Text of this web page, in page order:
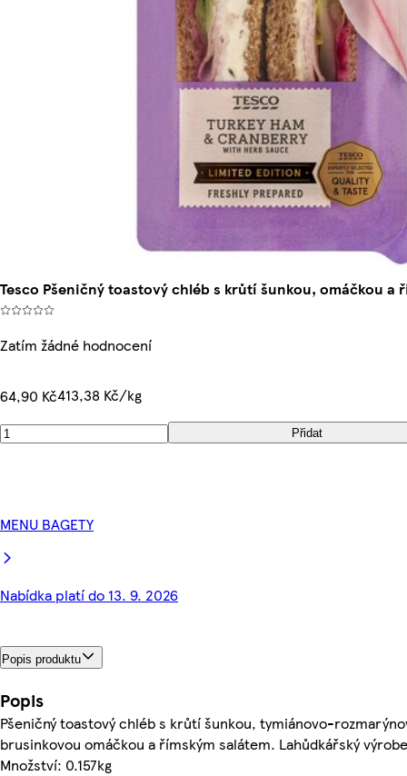
Tesco Pšeničný toastový chléb s krůtí šunkou, omáčkou a
Zatím žádné hodnocení
64,90 Kč413,38 Kč/kg
Přidat
MENU BAGETY
Nabídka platí do 13. 9. 2026
Popis produktu
Popis
Pšeničný toastový chléb s krůtí šunkou, tymiánovo-
brusinkovou omáčkou a římským salátem. Lahůdkářský
Množství: 0.157kg